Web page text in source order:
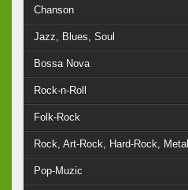
Chanson
Jazz, Blues, Soul
Bossa Nova
Rock-n-Roll
Folk-Rock
Rock, Art-Rock, Hard-Rock, Metal
Pop-Muzic